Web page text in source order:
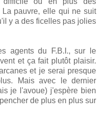
pauvre, elle qui ne suit
y a des ficelles pas jolies
agents du F.B.I., sur le
et ça fait plutôt plaisir.
et je serai presque
Mais avec le dernier
je l'avoue) j'espère bien
de plus en plus sur